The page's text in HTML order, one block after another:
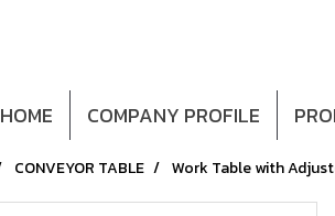
HOME COMPANY PROFILE
CONVEYOR TABLE Work Table with